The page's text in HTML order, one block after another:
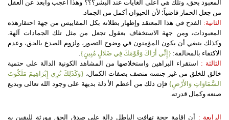
المعبود بحق، وتلك هي أعلى الغايات عند البشر؟؟؟ وهذا أعجب وأبعد عن العقل
من جعل الحمار قاضياً؛ لأن الحيوان أكمل من الجماد.
الثانية: القدح في هذا المعتقد وإظهار بطلانه بكل المقاييس من جهة احتقارهذه
المعبودات، ومن جهة الاستخفاف بعقول تجعل من مثل تلك الجمادات آلهة.
وكذلك ينبغي أن يكون المؤمنون في وضوح التصور، ولزوم الصدع بالحق، وعدم
الاكتفاء بالمخالفة: {إِنِّي أَرَاكَ وَقَوْمَكَ فِي ضَلالٍ مُبِينٍ}.
الثالثة : استقراء البراهين واستخلاصها من المشاهد الكونية الدالة على حتمية
خالق للخلق من غير جنسه متصف بصفات الكمال، {وَكَذَلِكَ نُرِي إِبْرَاهِيمَ مَلَكُوتَ
السَّمَاوَاتِ وَالأَرْضِ} فإن ذلك من أعظم الأ دلة بديهة على وجود الله تعالى وبديع
صنعه وكمال قدرته.
الرابعة : أن إقامة حجة تهافت الباطل دالة على صدق الحق مورثة لليقين به